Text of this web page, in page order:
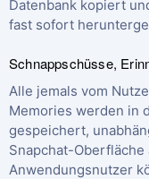
Datenbank kopiert
fast sofort
Schnappschüsse,
Alle jemals vom
Memories werden in
gespeichert,
Snapchat-
Anwendungsnutzer